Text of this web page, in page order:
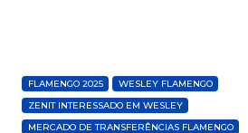
FLAMENGO 2025
WESLEY FLAMENGO
ZENIT INTERESSADO EM WESLEY
MERCADO DE TRANSFERÊNCIAS FLAMENGO